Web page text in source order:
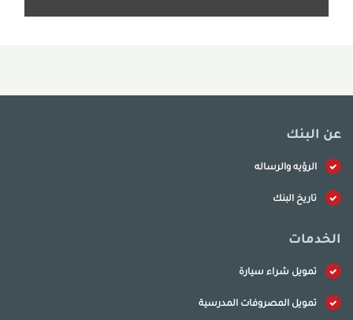
عن البنك
الرؤيه والرساله
تاريخ البنك
الخدمات
تمويل شراء سيارة
تمويل المصروفات المدرسية